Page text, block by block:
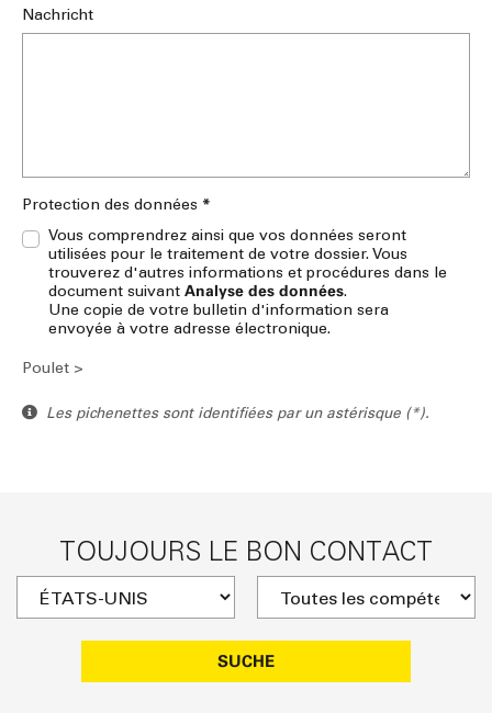
Nachricht
Protection des données *
Vous comprendrez ainsi que vos données seront
utilisées pour le traitement de votre dossier. Vous
trouverez d'autres informations et procédures dans le
document suivant Analyse des données.
Une copie de votre bulletin d'information sera
envoyée à votre adresse électronique.
Poulet >
Les pichenettes sont identifiées par un astérisque (*).
TOUJOURS LE BON CONTACT
SUCHE